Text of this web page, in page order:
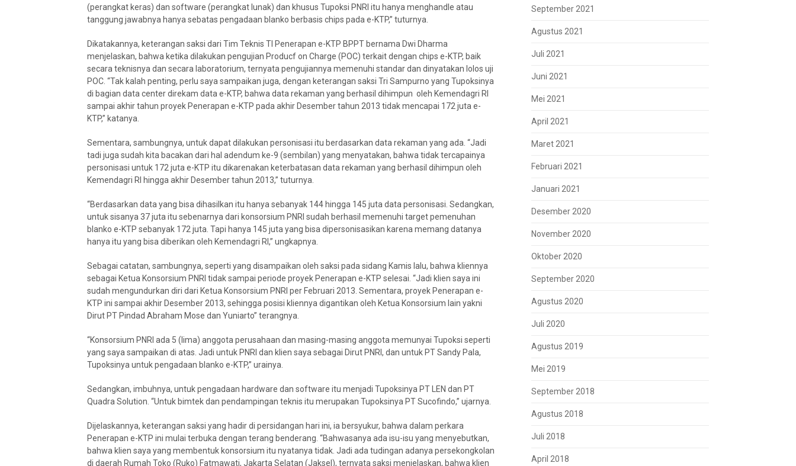
(perangkat keras) dan software (perangkat lunak) dan khusus Tupoksi PNRI itu hanya menghandle atau
tanggung jawabnya hanya sebatas pengadaan blanko berbasis chips pada e-KTP,” tuturnya.
Dikatakannya, keterangan saksi dari Tim Teknis TI Penerapan e-KTP BPPT bernama Dwi Dharma
menjelaskan, bahwa ketika dilakukan pengujian Producf on Charge (POC) terkait dengan chips e-KTP, baik
secara teknisnya dan secara laboratorium, ternyata pengujiannya memenuhi standar dan dinyatakan lolos uji
POC. “Tak kalah penting, perlu saya sampaikan juga, dengan keterangan saksi Tri Sampurno yang Tupoksinya
di bagian data center direkam data e-KTP, bahwa data rekaman yang berhasil dihimpun oleh Kemendagri RI
sampai akhir tahun proyek Penerapan e-KTP pada akhir Desember tahun 2013 tidak mencapai 172 juta e-
KTP,” katanya.
Sementara, sambungnya, untuk dapat dilakukan personisasi itu berdasarkan data rekaman yang ada. “Jadi
tadi juga sudah kita bacakan dari hal adendum ke-9 (sembilan) yang menyatakan, bahwa tidak tercapainya
personisasi untuk 172 juta e-KTP itu dikarenakan keterbatasan data rekaman yang berhasil dihimpun oleh
Kemendagri RI hingga akhir Desember tahun 2013,” tuturnya.
“Berdasarkan data yang bisa dihasilkan itu hanya sebanyak 144 hingga 145 juta data personisasi. Sedangkan,
untuk sisanya 37 juta itu sebenarnya dari konsorsium PNRI sudah berhasil memenuhi target pemenuhan
blanko e-KTP sebanyak 172 juta. Tapi hanya 145 juta yang bisa dipersonisasikan karena memang datanya
hanya itu yang bisa diberikan oleh Kemendagri RI,” ungkapnya.
Sebagai catatan, sambungnya, seperti yang disampaikan oleh saksi pada sidang Kamis lalu, bahwa kliennya
sebagai Ketua Konsorsium PNRI tidak sampai periode proyek Penerapan e-KTP selesai. “Jadi klien saya ini
sudah mengundurkan diri dari Ketua Konsorsium PNRI per Februari 2013. Sementara, proyek Penerapan e-
KTP ini sampai akhir Desember 2013, sehingga posisi kliennya digantikan oleh Ketua Konsorsium lain yakni
Dirut PT Pindad Abraham Mose dan Yuniarto” terangnya.
“Konsorsium PNRI ada 5 (lima) anggota perusahaan dan masing-masing anggota memunyai Tupoksi seperti
yang saya sampaikan di atas. Jadi untuk PNRI dan klien saya sebagai Dirut PNRI, dan untuk PT Sandy Pala,
Tupoksinya untuk pengadaan blanko e-KTP,” urainya.
Sedangkan, imbuhnya, untuk pengadaan hardware dan software itu menjadi Tupoksinya PT LEN dan PT
Quadra Solution. “Untuk bimtek dan pendampingan teknis itu merupakan Tupoksinya PT Sucofindo,” ujarnya.
Dijelaskannya, keterangan saksi yang hadir di persidangan hari ini, ia bersyukur, bahwa dalam perkara
Penerapan e-KTP ini mulai terbuka dengan terang benderang. “Bahwasanya ada isu-isu yang menyebutkan,
bahwa klien saya yang membentuk konsorsium itu nyatanya tidak. Jadi ada tudingan adanya persekongkolan
di daerah Rumah Toko (Ruko) Fatmawati, Jakarta Selatan (Jaksel), ternyata saksi menjelaskan, bahwa klien
September 2021
Agustus 2021
Juli 2021
Juni 2021
Mei 2021
April 2021
Maret 2021
Februari 2021
Januari 2021
Desember 2020
November 2020
Oktober 2020
September 2020
Agustus 2020
Juli 2020
Agustus 2019
Mei 2019
September 2018
Agustus 2018
Juli 2018
April 2018